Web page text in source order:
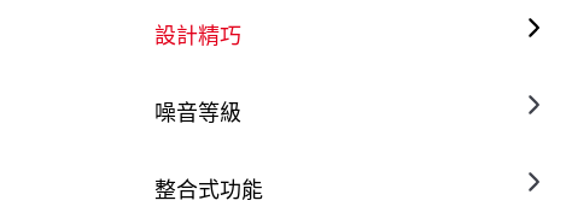
設計精巧
噪音等級
整合式功能